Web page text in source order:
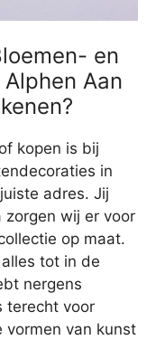
en
Aan
kopen is bij
in
adres. Jij
wij er voor
op maat.
tot in de
nergens
terecht voor
vormen van kunst